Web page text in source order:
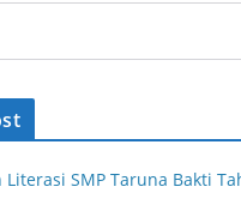
Literasi SMP Taruna Bakti